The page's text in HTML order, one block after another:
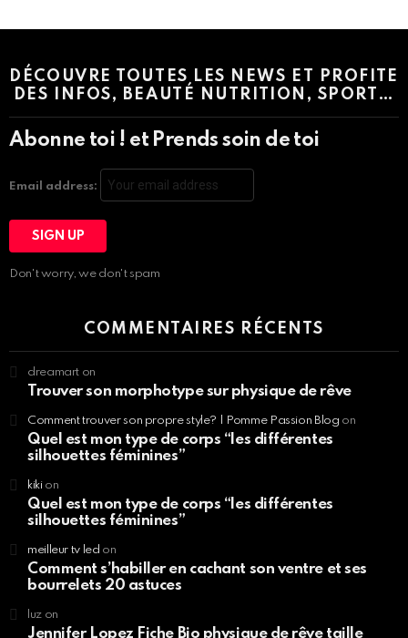
DÉCOUVRE TOUTES LES NEWS ET PROFITE
DES INFOS, BEAUTÉ NUTRITION, SPORT…
Abonne toi ! et Prends soin de toi
Email address:
Don't worry, we don't spam
COMMENTAIRES RÉCENTS
dreamart on
Trouver son morphotype sur physique de rêve
Comment trouver son propre style? | Pomme Passion Blog on
Quel est mon type de corps “les différentes
silhouettes féminines”
kikion
Quel est mon type de corps “les différentes
silhouettes féminines”
meilleur tv led on
Comment s’habiller en cachant son ventre et ses
bourrelets 20 astuces
luzon
Jennifer Lopez Fiche Bio physique de rêve taille